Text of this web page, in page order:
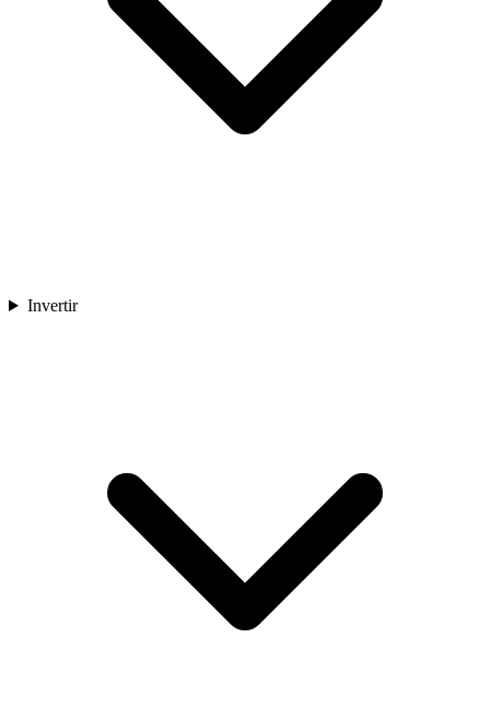
Invertir